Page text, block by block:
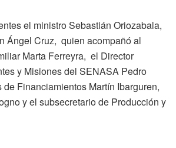
el ministro Sebastián Oriozabala,
Ángel Cruz, quien acompañó al
Marta Ferreyra, el Director
y Misiones del SENASA Pedro
Financiamientos Martín Ibarguren,
y el subsecretario de Producción y